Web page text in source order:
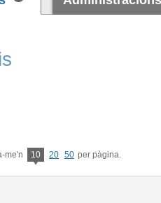
me'n 10 20 50 per pàgina.